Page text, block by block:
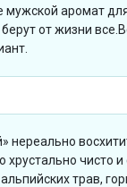
мужской аромат
от жизни
нереально
хрустально чисто
трав,